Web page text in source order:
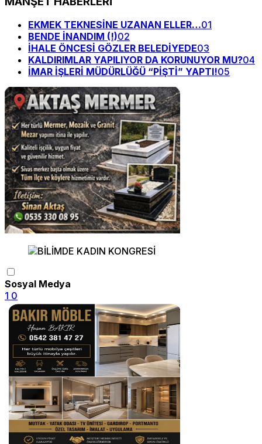
EKMEK TEKNESİNE UZANAN ELLER…01
BENDE İNANDIM (!)02
İHALE ÖNCESİ GÖZLER BELEDİYEDE03
KALDIRIMLAR YAPILIYOR DA KORUNUYOR MU?04
İMAR İŞLERİ MÜDÜRLÜĞÜ “PİŞTİ” YAPTI!05
Sosyal Medya
1 0